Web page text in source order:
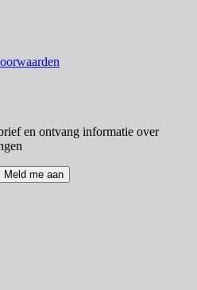
en ontvang informatie over
Meld me aan